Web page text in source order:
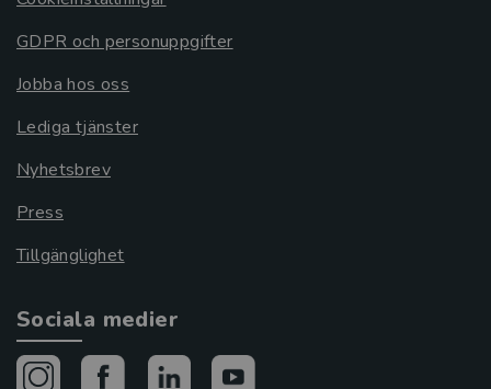
GDPR och personuppgifter
Jobba hos oss
Lediga tjänster
Nyhetsbrev
Press
Tillgänglighet
Sociala medier